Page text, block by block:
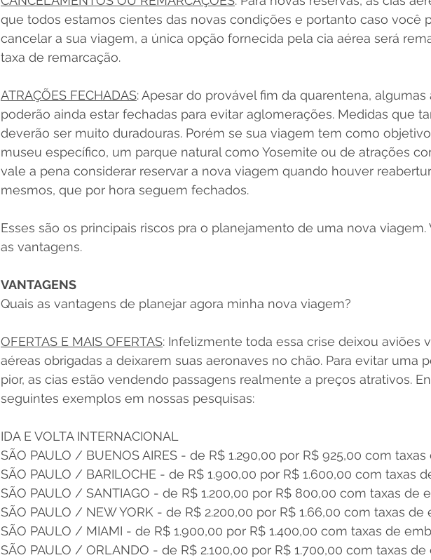
que todos estamos cientes das novas condições e portanto caso você
cancelar a sua viagem, a única opção fornecida pela cia aérea será
taxa de remarcação.
ATRAÇÕES FECHADAS: Apesar do provável fim da quarentena, algumas
poderão ainda estar fechadas para evitar aglomerações. Medidas que
deverão ser muito duradouras. Porém se sua viagem tem como
museu específico, um parque natural como Yosemite ou de atrações
vale a pena considerar reservar a nova viagem quando houver
mesmos, que por hora seguem fechados.
Esses são os principais riscos pra o planejamento de uma nova viagem.
as vantagens.
VANTAGENS
Quais as vantagens de planejar agora minha nova viagem?
OFERTAS E MAIS OFERTAS: Infelizmente toda essa crise deixou aviões
aéreas obrigadas a deixarem suas aeronaves no chão. Para evitar uma
pior, as cias estão vendendo passagens realmente a preços atrativos.
seguintes exemplos em nossas pesquisas:
IDA E VOLTA INTERNACIONAL
SÃO PAULO / BUENOS AIRES - de R$ 1.290,00 por R$ 925,00 com
SÃO PAULO / BARILOCHE - de R$ 1.900,00 por R$ 1.600,00 com taxas
SÃO PAULO / SANTIAGO - de R$ 1.200,00 por R$ 800,00 com taxas de
SÃO PAULO / NEW YORK - de R$ 2.200,00 por R$ 1.66,00 com taxas de
SÃO PAULO / MIAMI - de R$ 1.900,00 por R$ 1.400,00 com taxas de
SÃO PAULO / ORLANDO - de R$ 2.100,00 por R$ 1.700,00 com taxas